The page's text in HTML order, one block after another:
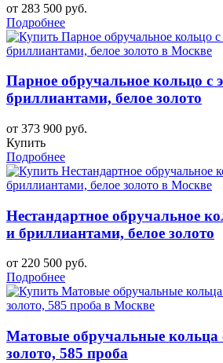
от 283 500 руб.
Подробнее
Парное обручальное кольцо с
бриллиантами, белое золото
от 373 900 руб.
Купить
Подробнее
Нестандартное обручальное
и бриллиантами, белое золото
от 220 500 руб.
Подробнее
Матовые обручальные кольца
золото, 585 проба